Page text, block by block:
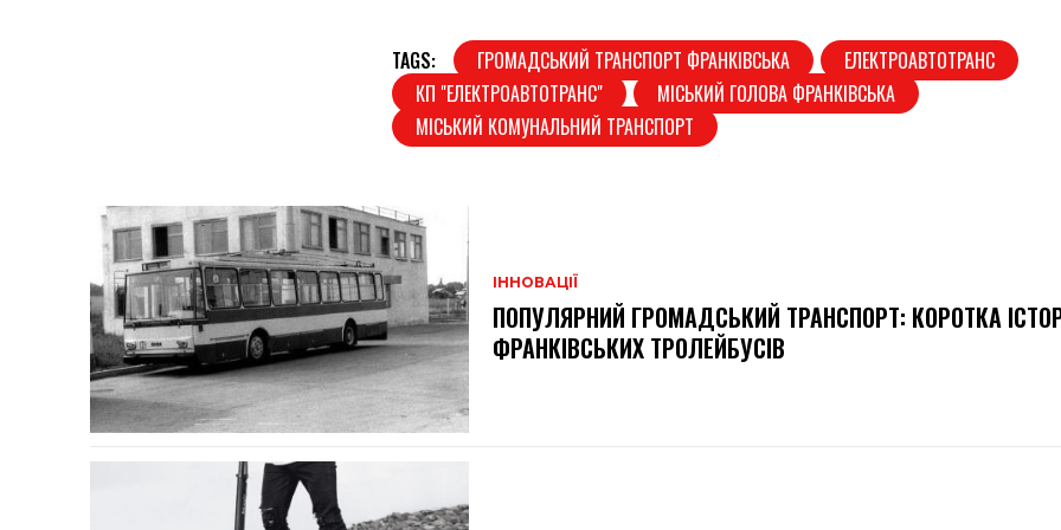
TAGS: ГРОМАДСЬКИЙ ТРАНСПОРТ ФРАНКІВСЬКА
ЕЛЕКТРОАВТОТРАНС
КП "ЕЛЕКТРОАВТОТРАНС"
МІСЬКИЙ ГОЛОВА ФРАНКІВСЬКА
МІСЬКИЙ КОМУНАЛЬНИЙ ТРАНСПОРТ
ІННОВАЦІЇ
ПОПУЛЯРНИЙ ГРОМАДСЬКИЙ ТРАНСПОРТ: КОРОТКА
ФРАНКІВСЬКИХ ТРОЛЕЙБУСІВ